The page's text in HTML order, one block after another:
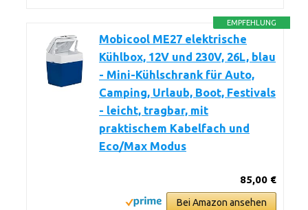
EMPFEHLUNG
Mobicool ME27 elektrische
Kühlbox, 12V und 230V, 26L, blau
- Mini-Kühlschrank für Auto,
Camping, Urlaub, Boot, Festivals
- leicht, tragbar, mit
praktischem Kabelfach und
Eco/Max Modus
85,00 €
Bei Amazon ansehen